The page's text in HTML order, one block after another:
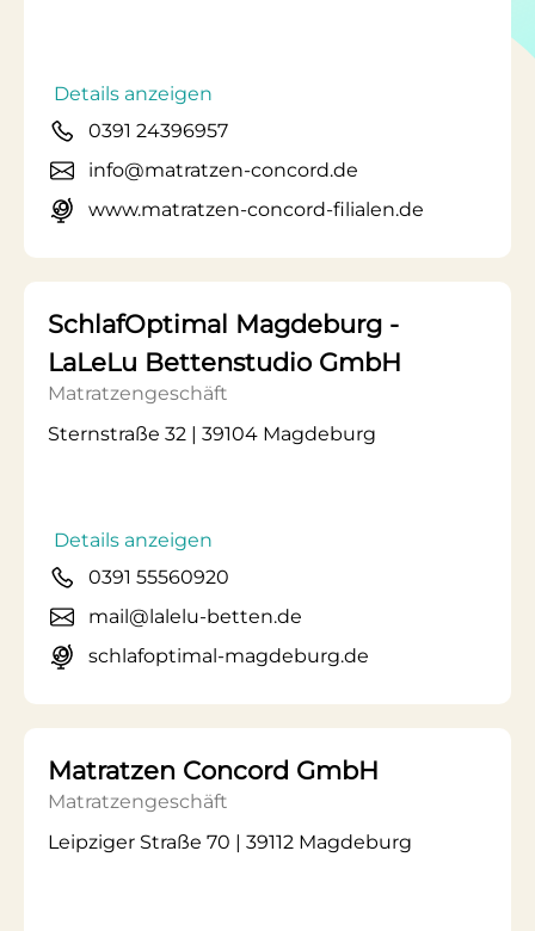
Details anzeigen
0391 24396957
info@matratzen-concord.de
www.matratzen-concord-filialen.de
SchlafOptimal Magdeburg -
LaLeLu Bettenstudio GmbH
Matratzengeschäft
Sternstraße 32 | 39104 Magdeburg
Details anzeigen
0391 55560920
mail@lalelu-betten.de
schlafoptimal-magdeburg.de
Matratzen Concord GmbH
Matratzengeschäft
Leipziger Straße 70 | 39112 Magdeburg